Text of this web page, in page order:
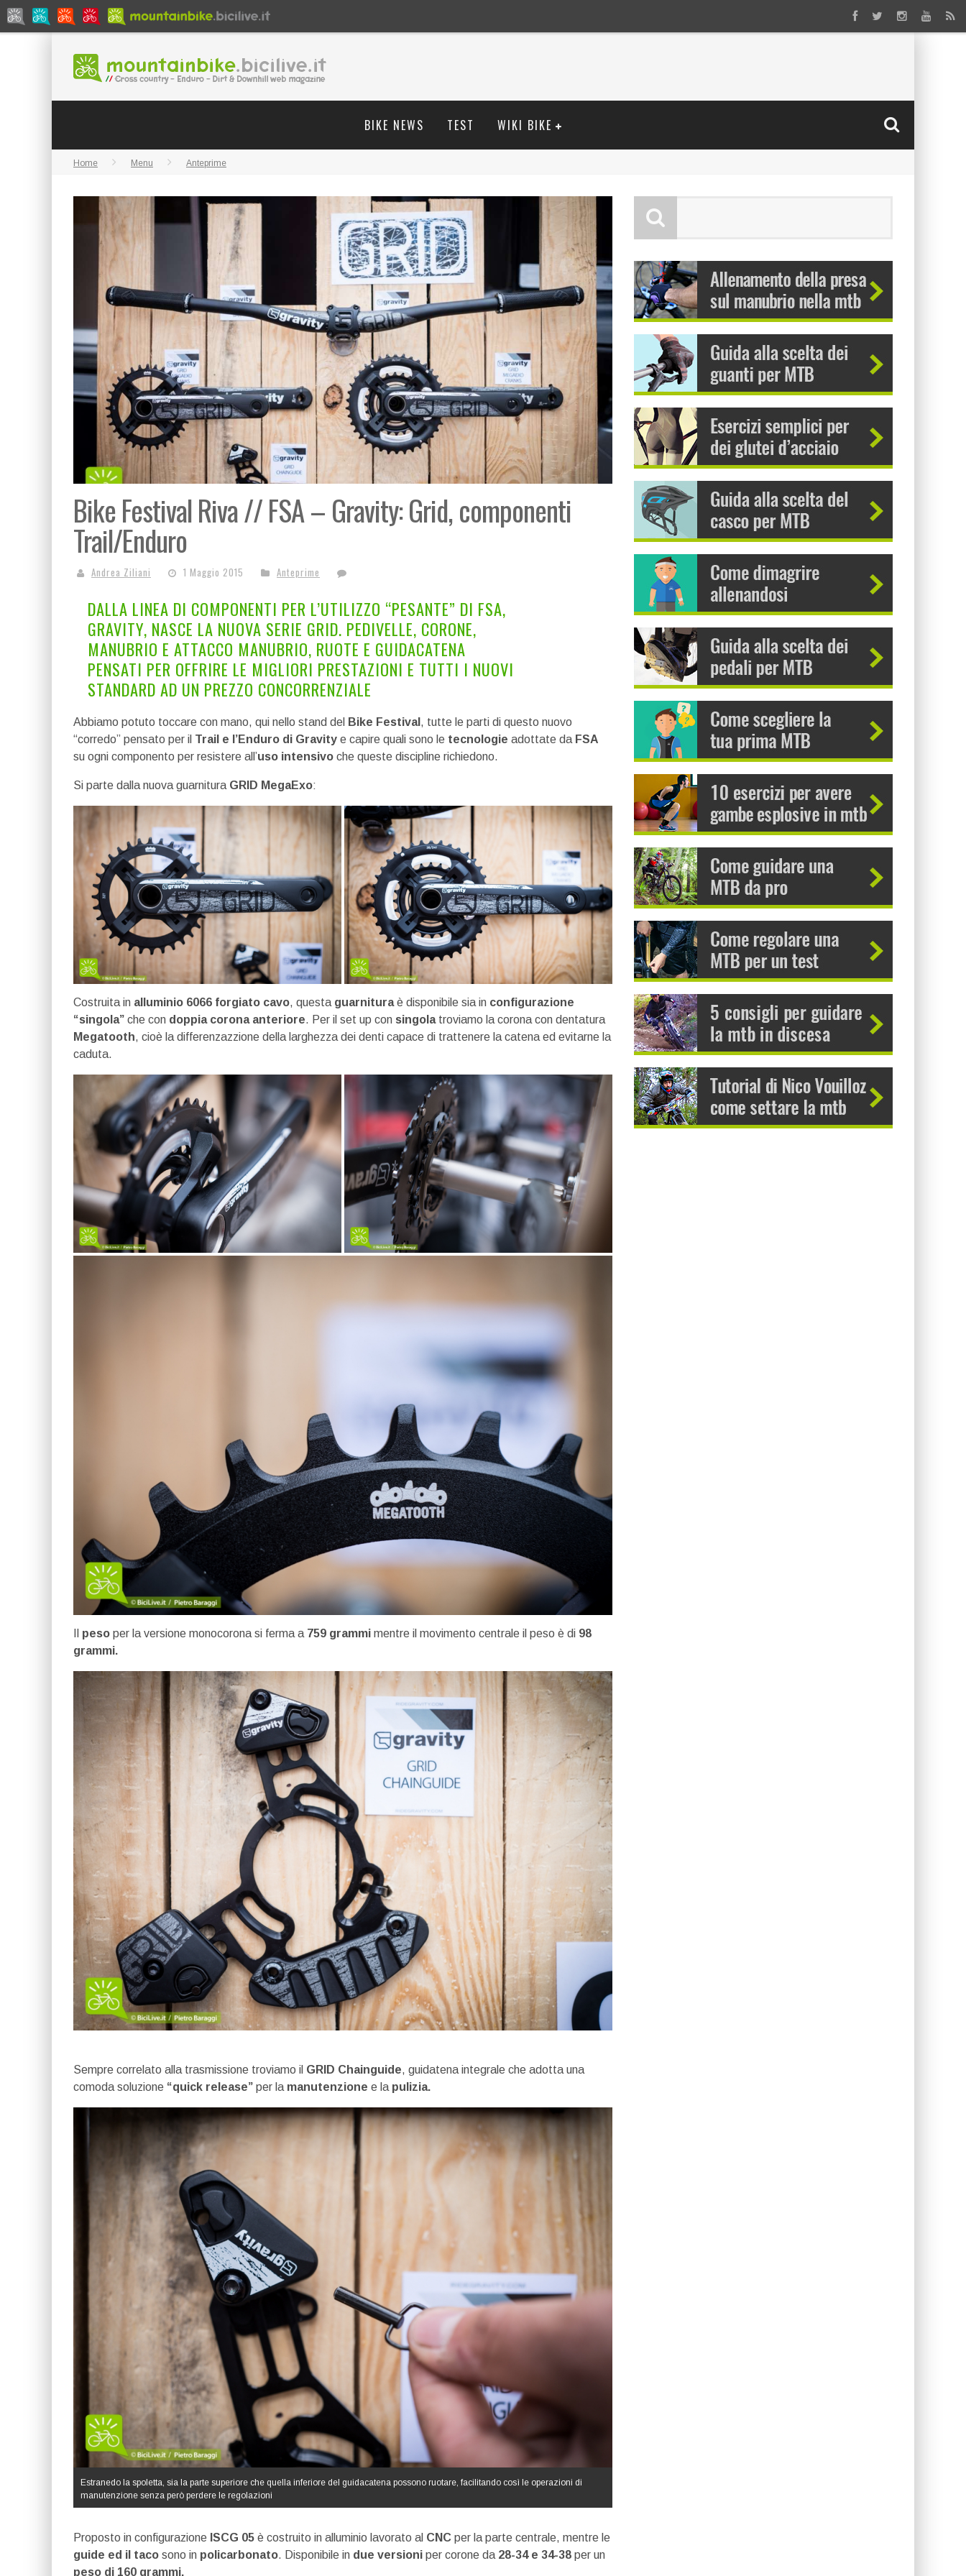
BIKE NEWS TEST WIKI BIKE
Home Menu Anteprime
Bike Festival Riva // FSA – Gravity: Grid, componenti
Trail/Enduro
Andrea Ziliani 1 Maggio 2015 Anteprime
DALLA LINEA DI COMPONENTI PER L’UTILIZZO “PESANTE” DI FSA,
GRAVITY, NASCE LA NUOVA SERIE GRID. PEDIVELLE, CORONE,
MANUBRIO E ATTACCO MANUBRIO, RUOTE E GUIDACATENA
PENSATI PER OFFRIRE LE MIGLIORI PRESTAZIONI E TUTTI I NUOVI
STANDARD AD UN PREZZO CONCORRENZIALE
Abbiamo potuto toccare con mano, qui nello stand del Bike Festival , tutte le parti di questo nuovo
“corredo” pensato per il Trail e l’Enduro di Gravity e capire quali sono le tecnologie adottate da FSA
su ogni componento per resistere all’uso intensivo che queste discipline richiedono.
Si parte dalla nuova guarnitura GRID MegaExo:
Costruita in alluminio 6066 forgiato cavo, questa guarnituraè disponibile sia in configurazione
“singola” che con doppia corona anteriore. Per il set up con singolatroviamo la corona con dentatura
Megatooth, cioè la differenzazzione della larghezza dei denti capace di trattenere la catena ed evitarne la
caduta.
peso per la versione monocorona si ferma a 759 grammi mentre il movimento centrale il peso è di 98
grammi.
Sempre correlato alla trasmissione troviamo il GRID Chainguide, guidatena integrale che adotta una
comoda soluzione “quick release” per la manutenzione e la pulizia.
Estranedo la spoletta, sia la parte superiore che quella inferiore del guidacatena possono ruotare, facilitando così le operazioni di
manutenzione senza però perdere le regolazioni
Proposto in configurazione ISCG 05 è costruito in alluminio lavorato al CNC per la parte centrale, mentre le
guide ed il taco sono in policarbonato. Disponibile in due versioni per corone da 28-34 e 34-38 per un
peso di 160 grammi.